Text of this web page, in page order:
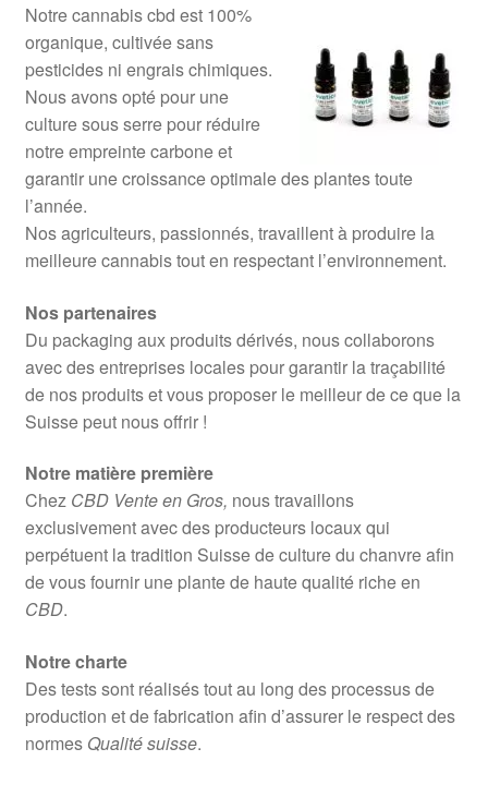
Notre cannabis cbd est 100%
organique, cultivée sans
pesticides ni engrais chimiques.
Nous avons opté pour une
culture sous serre pour réduire
notre empreinte carbone et
garantir une croissance optimale des plantes toute
l’année.
Nos agriculteurs, passionnés, travaillent à produire la
meilleure cannabis tout en respectant l’environnement.
Nos partenaires
Du packaging aux produits dérivés, nous collaborons
avec des entreprises locales pour garantir la traçabilité
de nos produits et vous proposer le meilleur de ce que la
Suisse peut nous offrir !
Notre matière première
Chez CBD Vente en Gros, nous travaillons
exclusivement avec des producteurs locaux qui
perpétuent la tradition Suisse de culture du chanvre afin
de vous fournir une plante de haute qualité riche en
CBD.
Notre charte
Des tests sont réalisés tout au long des processus de
production et de fabrication afin d’assurer le respect des
normes Qualité suisse.